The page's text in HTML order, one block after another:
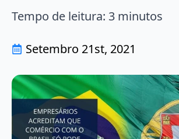
Tempo de leitura: 3 minutos
Setembro 21st, 2021